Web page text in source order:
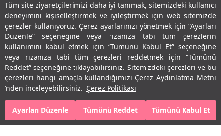
Tüm site ziyaretçilerimizi daha iyi tanımak, sitemizdeki kullanıcı
deneyimini kişiselleştirmek ve iyileştirmek için web sitemizde
çerezler kullanıyoruz. Çerez ayarlarınızı yönetmek için “Ayarları
Düzenle” seçeneğine veya rızanıza tabi tüm çerezlerin
kullanımını kabul etmek için “Tümünü Kabul Et” seçeneğine
veya rızanıza tabi tüm çerezleri reddetmek için “Tümünü
Reddet” seçeneğine tıklayabilirsiniz. Sitemizdeki çerezleri ve bu
çerezleri hangi amaçla kullandığımızı Çerez Aydınlatma Metni
’nden inceleyebilirsiniz. Çerez Politikası
Ayarları Düzenle Tümünü Reddet Tümünü Kabul Et
SEPETE EKLE HEMEN AL
Adres & İletişim
Uygulamalarımız